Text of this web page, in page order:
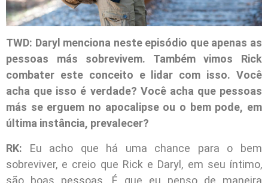
TWD: Daryl menciona neste episódio que apenas as
pessoas más sobrevivem. Também vimos Rick
combater este conceito e lidar com isso. Você
acha que isso é verdade? Você acha que pessoas
más se erguem no apocalipse ou o bem pode, em
última instância, prevalecer?
RK: Eu acho que há uma chance para o bem
sobreviver, e creio que Rick e Daryl, em seu íntimo,
são boas pessoas. É que eu penso de maneira